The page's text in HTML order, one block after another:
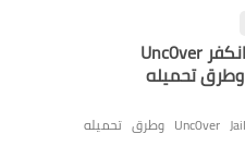
تحديث جلبريك انكفر Unc0ver
Jailbreak 13.5 وطرق تحميله
تحديث جلبريك انكفر Unc0ver Jailbreak 13.5 وطرق تحميله